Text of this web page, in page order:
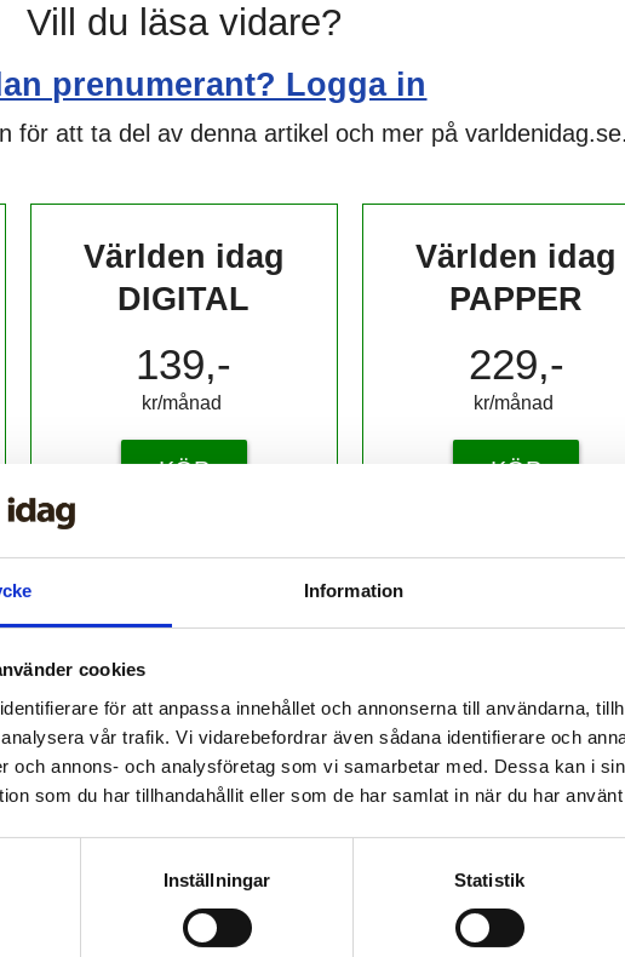
Information
cookies
för att anpassa innehållet och annonserna till användarna,
vår trafik. Vi vidarebefordrar även sådana identifierare och
och annons- och analysföretag som vi samarbetar med. Dessa kan i
som du har tillhandahållit eller som de har samlat in när du har
Inställningar Statistik
Vill du läsa vidare?
prenumerant? Logga in
för att ta del av denna artikel och mer på
Världen idag
DIGITAL
139,-
kr/månad ​​​​​​
KÖP
Världen idag
PAPPER
229,-
kr/månad ​​​​​​
KÖP